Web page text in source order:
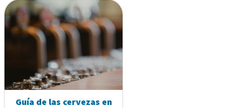
Guía de las cervezas en